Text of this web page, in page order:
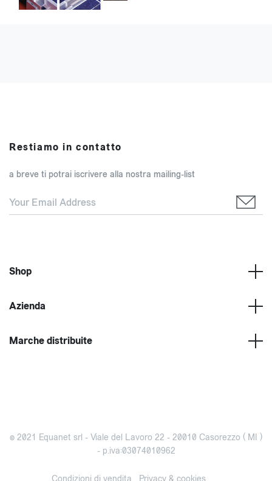
Restiamo in contatto
a breve ti potrai iscrivere alla nostra mailing-list
Shop
Azienda
Marche distribuite
© 2021 Equanet srl - Viale del Lavoro 22 - 20010 Casorezzo ( MI )
- p.iva:03074010962